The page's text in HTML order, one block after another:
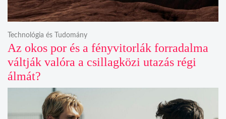
Az okos por és a fényvitorlák forradalma
váltják valóra a csillagközi utazás régi
álmát?
Technológia és Tudomány